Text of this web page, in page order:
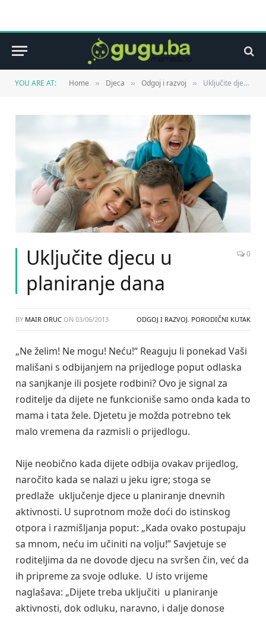
YOU ARE AT: Home » Djeca » Odgoj i razvoj » Uključite djecu u planiranje dana
Uključite djecu u
planiranje dana
0
BY MAIR ORUC ON 03/06/2013 ODGOJ I RAZVOJ, PORODIČNI KUTAK
„Ne želim! Ne mogu! Neću!“ Reaguju li ponekad Vaši
mališani s odbijanjem na prijedloge poput odlaska
na sanjkanje ili posjete rodbini? Ovo je signal za
roditelje da dijete ne funkcioniše samo onda kada to
mama i tata žele. Djetetu je možda potrebno tek
malo vremena da razmisli o prijedlogu.
Nije neobično kada dijete odbija ovakav prijedlog,
naročito kada se nalazi u jeku igre; stoga se
predlaže uključenje djece u planiranje dnevnih
aktivnosti. U suprotnom može doći do istinskog
otpora i razmišljanja poput: „Kada ovako postupaju
sa mnom, neću im učiniti na volju!” Savjetuje se
roditeljima da ne dovode djecu na svršen čin, već da
ih pripreme za svoje odluke. U isto vrijeme
naglašava: „Dijete treba uključiti u planiranje
aktivnosti, dok odluku, naravno, i dalje donose